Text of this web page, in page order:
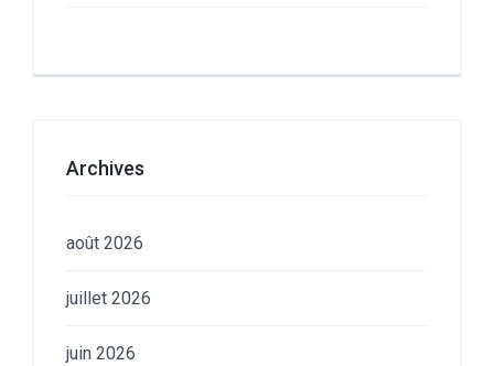
Archives
août 2026
juillet 2026
juin 2026